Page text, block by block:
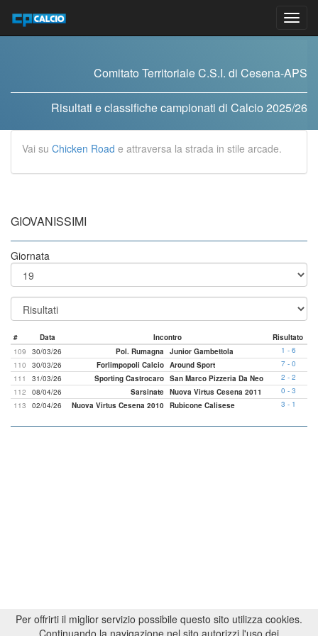
contenuto
Comitato Territoriale C.S.I. di Cesena-APS
Risultati e classifiche campionati di Calcio 2025/26
Vai su Chicken Road e attraversa la strada in stile arcade.
GIOVANISSIMI
Giornata
# Data Incontro
Risultato
109
30/03/26 Pol. Rumagna Junior Gambettola
1 - 6
110
30/03/26 Forlimpopoli Calcio Around Sport
7 - 0
111
31/03/26 Sporting Castrocaro San Marco Pizzeria Da Neo
2 - 2
112
08/04/26 Sarsinate Nuova Virtus Cesena 2011
0 - 3
113
02/04/26 Nuova Virtus Cesena 2010 Rubicone Calisese 3 - 1
Per offrirti il miglior servizio possibile questo sito utilizza cookies.
Continuando la navigazione nel sito autorizzi l'uso dei